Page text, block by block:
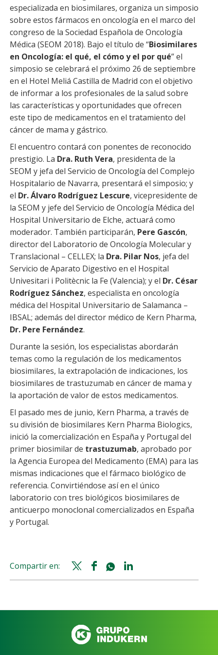
especializada en biosimilares, organiza un simposio
sobre estos fármacos en oncología en el marco del
congreso de la Sociedad Española de Oncología
Médica (SEOM 2018). Bajo el título de “Biosimilares
en Oncología: el qué, el cómo y el por qué” el
simposio se celebrará el próximo 26 de septiembre
en el Hotel Meliá Castilla de Madrid con el objetivo
de informar a los profesionales de la salud sobre
las características y oportunidades que ofrecen
este tipo de medicamentos en el tratamiento del
cáncer de mama y gástrico.
El encuentro contará con ponentes de reconocido
prestigio. La Dra. Ruth Vera, presidenta de la
SEOM y jefa del Servicio de Oncología del Complejo
Hospitalario de Navarra, presentará el simposio; y
el Dr. Álvaro Rodríguez Lescure, vicepresidente de
la SEOM y jefe del Servicio de Oncología Médica del
Hospital Universitario de Elche, actuará como
moderador. También participarán, Pere Gascón,
director del Laboratorio de Oncología Molecular y
Translacional – CELLEX; la Dra. Pilar Nos, jefa del
Servicio de Aparato Digestivo en el Hospital
Univesitari i Politècnic la Fe (Valencia); y el Dr. César
Rodríguez Sánchez, especialista en oncología
médica del Hospital Universitario de Salamanca –
IBSAL; además del director médico de Kern Pharma,
Dr. Pere Fernández.
Durante la sesión, los especialistas abordarán
temas como la regulación de los medicamentos
biosimilares, la extrapolación de indicaciones, los
biosimilares de trastuzumab en cáncer de mama y
la aportación de valor de estos medicamentos.
El pasado mes de junio, Kern Pharma, a través de
su división de biosimilares Kern Pharma Biologics,
inició la comercialización en España y Portugal del
primer biosimilar de trastuzumab, aprobado por
la Agencia Europea del Medicamento (EMA) para las
mismas indicaciones que el fármaco biológico de
referencia. Convirtiéndose así en el único
laboratorio con tres biológicos biosimilares de
anticuerpo monoclonal comercializados en España
y Portugal.
Compartir en:
Twitter
share
Facebook
share
Whatsapp
shareshare